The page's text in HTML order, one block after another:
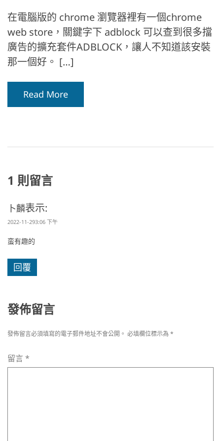
在電腦版的 chrome 瀏覽器裡有一個chrome
web store，關鍵字下 adblock 可以查到很多擋
廣告的擴充套件ADBLOCK，讓人不知道該安裝
那一個好。 […]
Read More
1 則留言
卜麟表示:
2022-11-293:06 下午
蛮有趣的
回覆
發佈留言
發佈留言必須填寫的電子郵件地址不會公開。 必填欄位標示為 *
留言*